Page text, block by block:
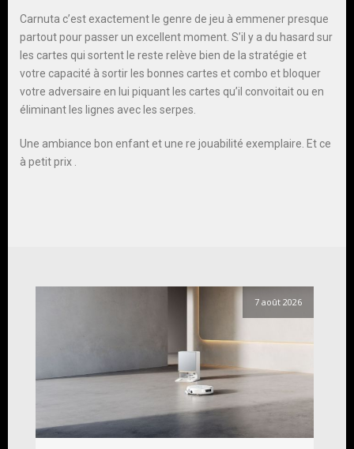
Carnuta c’est exactement le genre de jeu à emmener presque
partout pour passer un excellent moment. S’il y a du hasard sur
les cartes qui sortent le reste relève bien de la stratégie et
votre capacité à sortir les bonnes cartes et combo et bloquer
votre adversaire en lui piquant les cartes qu’il convoitait ou en
éliminant les lignes avec les serpes.
Une ambiance bon enfant et une re jouabilité exemplaire. Et ce
à petit prix .
7 août 2026